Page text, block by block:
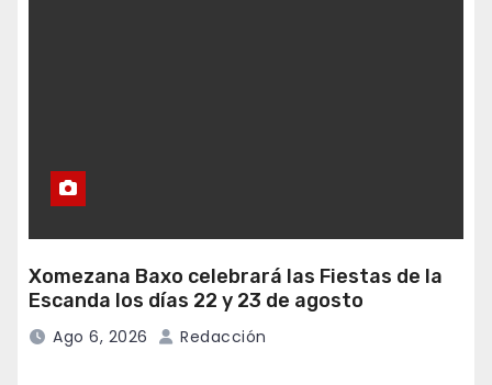
Xomezana Baxo celebrará las Fiestas de la
Escanda los días 22 y 23 de agosto
Ago 6, 2026 Redacción